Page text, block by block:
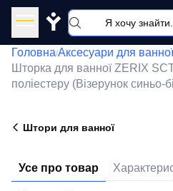
Y
Головна/Аксесуари для ванної
Шторка для ванної ZERIX
поліестеру (Візерунок синьо-
Штори для ванної
Усе про товар